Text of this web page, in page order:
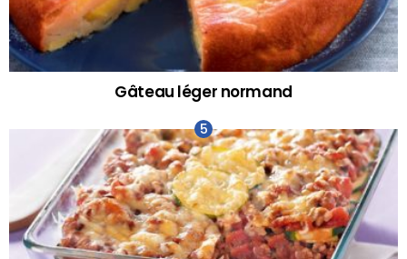
Gâteau léger normand